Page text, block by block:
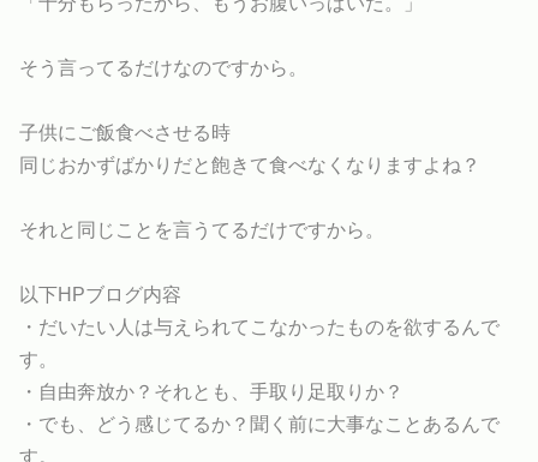
そう言ってるだけなのですから。
子供にご飯食べさせる時
同じおかずばかりだと飽きて食べなくなりますよね？
それと同じことを言うてるだけですから。
以下HPブログ内容
・だいたい人は与えられてこなかったものを欲するんで
す。
・自由奔放か？それとも、手取り足取りか？
・でも、どう感じてるか？聞く前に大事なことあるんで
す。